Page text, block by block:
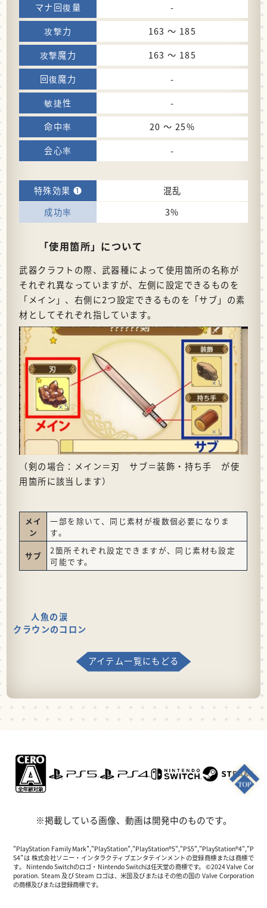
-
163 〜 185
163 〜 185
-
-
20 〜 25%
-
混乱
3%
「使用箇所」について
武器クラフトの際、武器種によって使用箇所の名称が
それぞれ異なっていますが、左側に設定できるものを
「メイン」、右側に2つ設定できるものを「サブ」の素
材としてそれぞれ指しています。
（剣の場合：メイン＝刃 サブ＝装飾・持ち手 が使
用箇所に該当します）
メイ
ン
一部を除いて、同じ素材が複数個必要になりま
す。
サブ
2箇所それぞれ設定できますが、同じ素材も設定
可能です。
人魚の涙
クラウンのコロン
アイテム一覧にもどる
※掲載している画像、動画は開発中のものです。
"PlayStation Family Mark","PlayStation","PlayStation®5","PS5","PlayStation®4","P
S4"は 株式会社ソニー・インタラクティブエンタテインメントの登録商標または商標で
す。 Nintendo Switchのロゴ・Nintendo Switchは任天堂の商標です。 ©2024 Valve Cor
poration. Steam 及び Steam ロゴは、米国及びまたはその他の国の Valve Corporation
の商標及びまたは登録商標です。